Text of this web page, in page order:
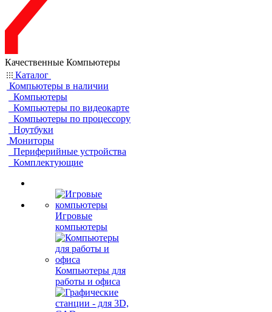
Качественные Компьютеры
Каталог
Компьютеры в наличии
Компьютеры
Компьютеры по видеокарте
Компьютеры по процессору
Ноутбуки
Мониторы
Периферийные устройства
Комплектующие
Игровые
компьютеры
Компьютеры для
работы и офиса